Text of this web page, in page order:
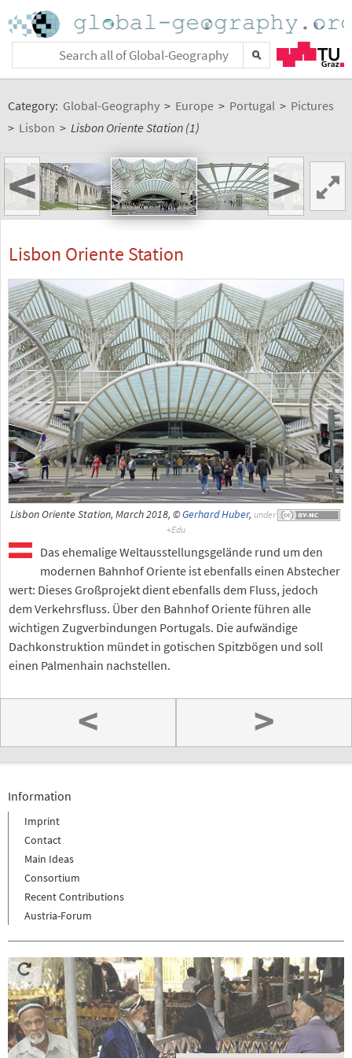
Category: Global-Geography > Europe > Portugal > Pictures
> Lisbon > Lisbon Oriente Station (1)
< >
Lisbon Oriente Station
Lisbon Oriente Station, March 2018, ©Gerhard Huber, under
Das ehemalige Weltausstellungsgelände rund um den
modernen Bahnhof Oriente ist ebenfalls einen Abstecher
wert: Dieses Großprojekt dient ebenfalls dem Fluss, jedoch
dem Verkehrsfluss. Über den Bahnhof Oriente führen alle
wichtigen Zugverbindungen Portugals. Die aufwändige
Dachkonstruktion mündet in gotischen Spitzbögen und soll
einen Palmenhain nachstellen.
< >
Information
Imprint
Contact
Main Ideas
Consortium
Recent Contributions
Austria-Forum